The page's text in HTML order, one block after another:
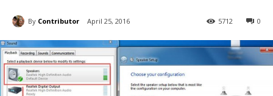
By Contributor April 25, 2016 0
5712